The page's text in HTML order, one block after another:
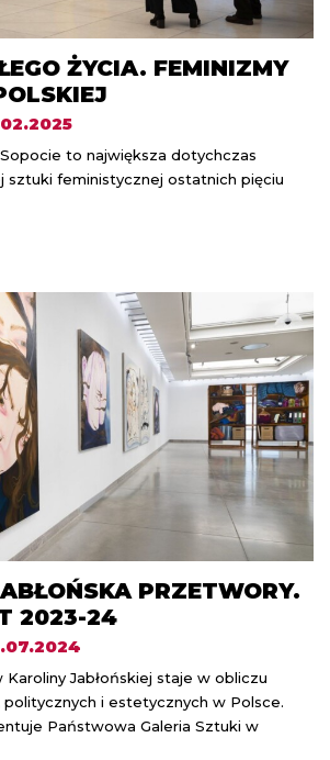
ŻYCIA. FEMINIZMY
to największa dotychczas
sztuki feministycznej ostatnich pięciu
PRZETWORY.
2023-24
Jabłońskiej staje w obliczu
politycznych i estetycznych w Polsce.
Państwowa Galeria Sztuki w